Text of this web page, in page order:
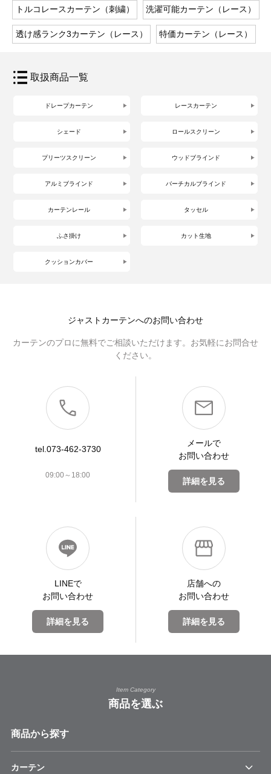
トルコレースカーテン（刺繍） 洗濯可能カーテン（レース）
透け感ランク3カーテン（レース） 特価カーテン（レース）
取扱商品一覧
ドレープカーテン レースカーテン
シェード ロールスクリーン
プリーツスクリーン ウッドブラインド
アルミブラインド バーチカルブラインド
カーテンレール タッセル
ふさ掛け カット生地
クッションカバー
ジャストカーテンへのお問い合わせ
カーテンのプロに無料でご相談いただけます。お気軽にお問合せ
ください。
tel.073-462-3730
09:00～18:00
メールで
お問い合わせ
詳細を見る
LINEで
お問い合わせ
詳細を見る
店舗への
お問い合わせ
詳細を見る
Item Category
商品を選ぶ
商品から探す
カーテン